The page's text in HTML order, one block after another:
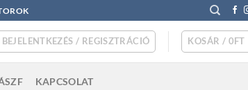
BEJELENTKEZÉS / REGISZTRÁCIÓ KOSÁR / 0FT
KAPCSOLAT